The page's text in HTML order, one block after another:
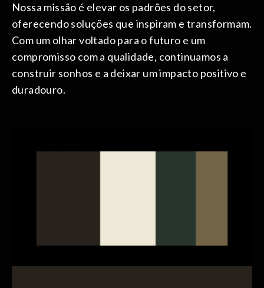
Nossa missão é elevar os padrões do setor,
oferecendo soluções que inspiram e transformam.
Com um olhar voltado para o futuro e um
compromisso com a qualidade, continuamos a
construir sonhos e a deixar um impacto positivo e
duradouro.